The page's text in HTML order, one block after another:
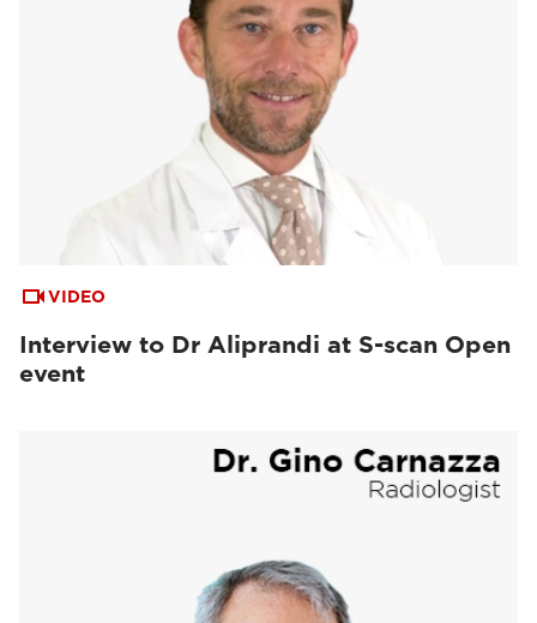
VIDEO
Interview to Dr Aliprandi at S-scan Open
event